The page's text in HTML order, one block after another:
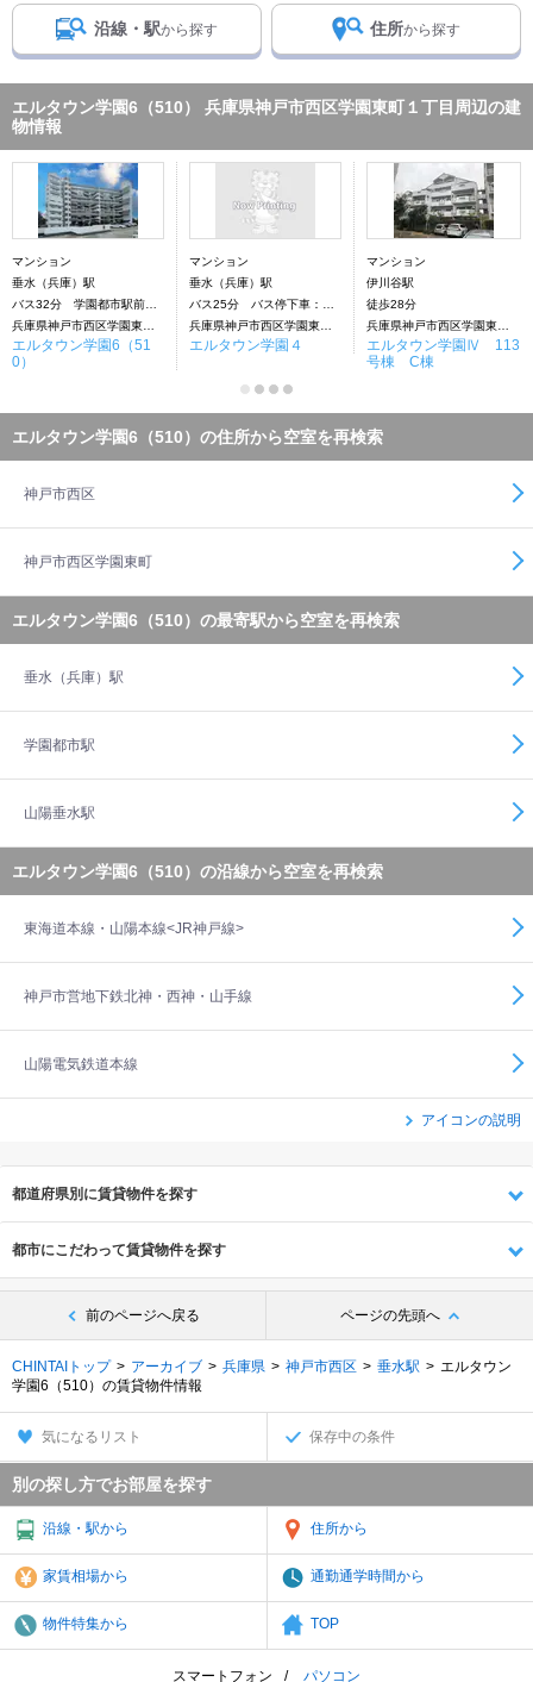
沿線・駅から探す 住所から探す
エルタウン学園6（510） 兵庫県神戸市西区学園東町１丁目周辺の建
物情報
マンション
垂水（兵庫）駅
バス32分 学園都市駅前下車：停歩6分
エルタウン学園6（51
0）
マンション
垂水（兵庫）駅
バス25分 バス停下車：停歩3分
エルタウン学園４
マンション
伊川谷駅
徒歩28分
エルタウン学園Ⅳ 113
号棟 C棟
エルタウン学園6（510）の住所から空室を再検索
神戸市西区
神戸市西区学園東町
エルタウン学園6（510）の最寄駅から空室を再検索
垂水（兵庫）駅
学園都市駅
山陽垂水駅
エルタウン学園6（510）の沿線から空室を再検索
東海道本線・山陽本線<JR神戸線>
神戸市営地下鉄北神・西神・山手線
山陽電気鉄道本線
アイコンの説明
都道府県別に賃貸物件を探す
都市にこだわって賃貸物件を探す
前のページへ戻る ページの先頭へ
CHINTAIトップ アーカイブ 兵庫県 神戸市西区 垂水駅
エルタウン
学園6（510）の賃貸物件情報
気になるリスト 保存中の条件
別の探し方でお部屋を探す
沿線・駅から 住所から
家賃相場から 通勤通学時間から
物件特集から TOP
スマートフォン パソコン